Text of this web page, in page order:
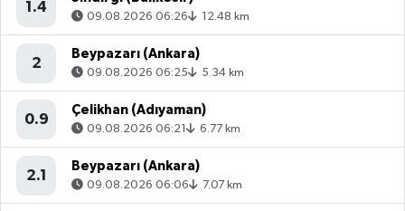
1.4
09.08.2026 06:26 12.48 km
2
Beypazarı (Ankara)
09.08.2026 06:25 5.34 km
0.9
Çelikhan (Adıyaman)
09.08.2026 06:21 6.77 km
2.1
Beypazarı (Ankara)
09.08.2026 06:06 7.07 km